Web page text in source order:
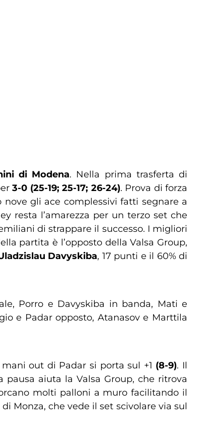
di Modena. Nella prima trasferta di
3-0 (25-19; 25-17; 26-24). Prova di forza
gli ace complessivi fatti segnare a
resta l’amarezza per un terzo set che
di strappare il successo. I migliori
partita è l’opposto della Valsa Group,
Davyskiba, 17 punti e il 60% di
Porro e Davyskiba in banda, Mati e
e Padar opposto, Atanasov e Marttila
out di Padar si porta sul +1 (8-9). Il
aiuta la Valsa Group, che ritrova
molti palloni a muro facilitando il
Monza, che vede il set scivolare via sul